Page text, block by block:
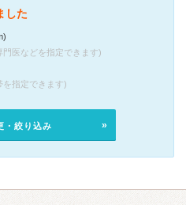
した
門医などを指定できます)
を指定できます)
・絞り込み